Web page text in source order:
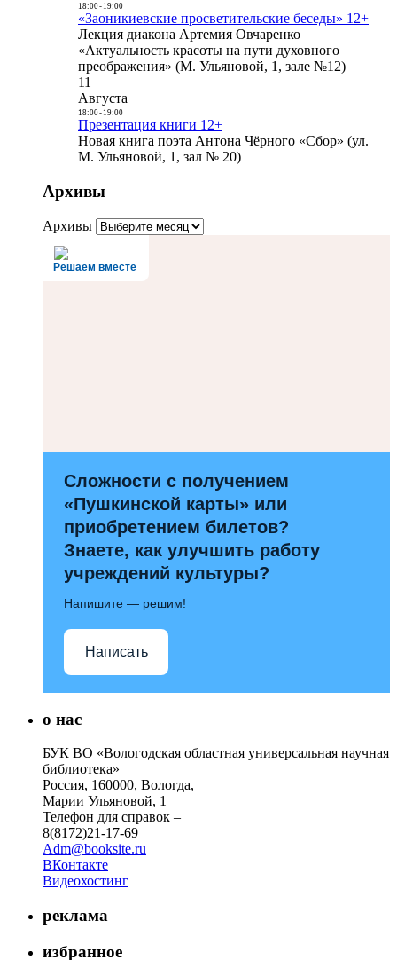
18:00- 19:00
«Заоникиевские просветительские беседы» 12+
Лекция диакона Артемия Овчаренко
«Актуальность красоты на пути духовного
преображения» (М. Ульяновой, 1, зале №12)
11
Августа
18:00- 19:00
Презентация книги 12+
Новая книга поэта Антона Чёрного «Сбор» (ул.
М. Ульяновой, 1, зал № 20)
Архивы
Архивы
Решаем вместе
Сложности с получением
«Пушкинской карты» или
приобретением билетов?
Знаете, как улучшить работу
учреждений культуры?
Напишите — решим!
Написать
о нас
БУК ВО «Вологодская областная универсальная научная
библиотека»
Россия, 160000, Вологда,
Марии Ульяновой, 1
Телефон для справок –
8(8172)21-17-69
Adm@booksite.ru
ВКонтакте
Видеохостинг
реклама
избранное